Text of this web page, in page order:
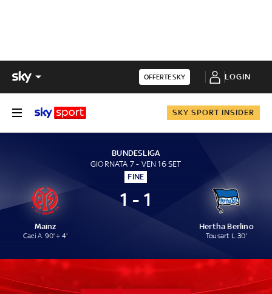
OFFERTE SKY LOGIN
SKY SPORT INSIDER
BUNDESLIGA
GIORNATA 7 - VEN 16 SET
FINE
Mainz
Caci A. 90' + 4'
1 - 1
Hertha Berlino
Tousart L. 30'